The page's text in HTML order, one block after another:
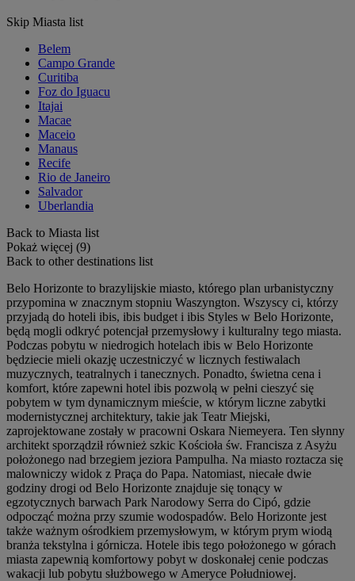
Skip Miasta list
Belem
Campo Grande
Curitiba
Foz do Iguacu
Itajai
Macae
Maceio
Manaus
Recife
Rio de Janeiro
Salvador
Uberlandia
Back to Miasta list
Pokaż więcej (9)
Back to other destinations list
Belo Horizonte to brazylijskie miasto, którego plan urbanistyczny
przypomina w znacznym stopniu Waszyngton. Wszyscy ci, którzy
przyjadą do hoteli ibis, ibis budget i ibis Styles w Belo Horizonte,
będą mogli odkryć potencjał przemysłowy i kulturalny tego miasta.
Podczas pobytu w niedrogich hotelach ibis w Belo Horizonte
będziecie mieli okazję uczestniczyć w licznych festiwalach
muzycznych, teatralnych i tanecznych. Ponadto, świetna cena i
komfort, które zapewni hotel ibis pozwolą w pełni cieszyć się
pobytem w tym dynamicznym mieście, w którym liczne zabytki
modernistycznej architektury, takie jak Teatr Miejski,
zaprojektowane zostały w pracowni Oskara Niemeyera. Ten słynny
architekt sporządził również szkic Kościoła św. Francisza z Asyżu
położonego nad brzegiem jeziora Pampulha. Na miasto roztacza się
malowniczy widok z Praça do Papa. Natomiast, niecałe dwie
godziny drogi od Belo Horizonte znajduje się tonący w
egzotycznych barwach Park Narodowy Serra do Cipó, gdzie
odpocząć można przy szumie wodospadów. Belo Horizonte jest
także ważnym ośrodkiem przemysłowym, w którym prym wiodą
branża tekstylna i górnicza. Hotele ibis tego położonego w górach
miasta zapewnią komfortowy pobyt w doskonałej cenie podczas
wakacji lub pobytu służbowego w Ameryce Południowej.